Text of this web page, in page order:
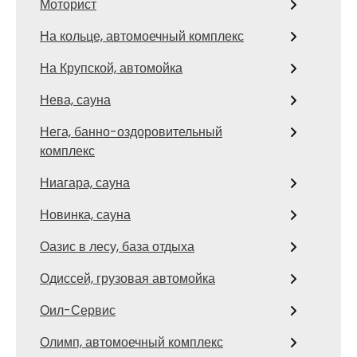
Моторист
На кольце, автомоечный комплекс
На Крупской, автомойка
Нева, сауна
Нега, банно-оздоровительный
комплекс
Ниагара, сауна
Новинка, сауна
Оазис в лесу, база отдыха
Одиссей, грузовая автомойка
Оил-Сервис
Олимп, автомоечный комплекс